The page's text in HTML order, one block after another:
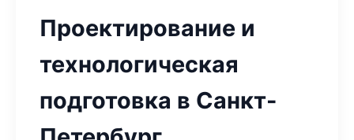
Проектирование и
технологическая
подготовка в Санкт-